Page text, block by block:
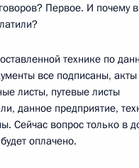
Первое. И почему
технике по
все подписаны,
листы, путевые листы
данное предприятие,
Сейчас вопрос только в
оплачено.